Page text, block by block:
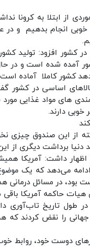
از ابتلا به کرونا
انجام بدهیم و
کشور افزود: تولید
آمده شده است و در
کشور کاملا آماده
اساسی در
های مواد غذایی
دارند.
داد: ما در طول ۵۰ سال گذشته
دنیا برداشت دیگری از
اظهار داشت: آمریکا
می‌دهد که یک
بود، در مسائل
هیات حاکمه آمریکا
طول تاریخ تاب‌آوری
سازمان بهداشت جهانی را
دوست خود، روابط